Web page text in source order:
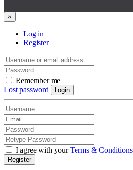
×
Log in
Register
Remember me
Lost password
Login
I agree with yourTerms & Conditions
Register